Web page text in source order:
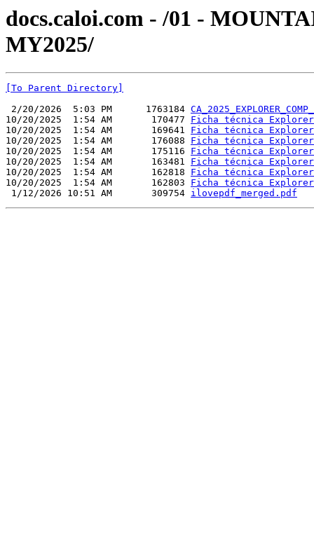
docs.caloi.com - /01 -
MY2025/
[To Parent Directory]
2/20/2026  5:03 PM      1763184
10/20/2025  1:54 AM       170477 Ficha técnica Explorer
10/20/2025  1:54 AM       169641 Ficha técnica Explorer
10/20/2025  1:54 AM       176088 Ficha técnica
10/20/2025  1:54 AM       175116 Ficha técnica
10/20/2025  1:54 AM       163481 Ficha técnica
10/20/2025  1:54 AM       162818 Ficha técnica
10/20/2025  1:54 AM       162803 Ficha técnica
1/12/2026 10:51 AM       309754 ilovepdf_merged.pdf